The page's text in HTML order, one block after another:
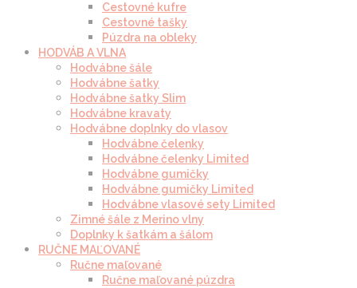
Cestovné kufre
Cestovné tašky
Púzdra na obleky
HODVÁB A VLNA
Hodvábne šále
Hodvábne šatky
Hodvábne šatky Slim
Hodvábne kravaty
Hodvábne doplnky do vlasov
Hodvábne čelenky
Hodvábne čelenky Limited
Hodvábne gumičky
Hodvábne gumičky Limited
Hodvábne vlasové sety Limited
Zimné šále z Merino vlny
Doplnky k šatkám a šálom
RUČNE MAĽOVANÉ
Ručne maľované
Ručne maľované púzdra